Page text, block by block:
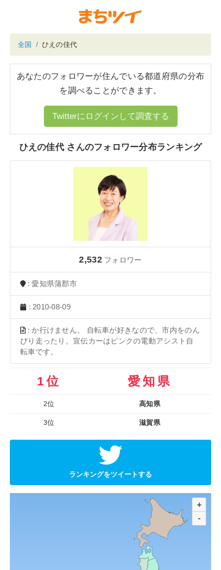
全国 ひえの佳代
あなたのフォロワーが住んでいる都道府県の分布
を調べることができます。
Twitterにログインして調査する
ひえの佳代 さんのフォロワー分布ランキング
2,532 フォロワー
: 愛知県蒲郡市
: 2010-08-09
: か行けません。 自転車が好きなので、市内をのん
びり走ったり。宣伝カーはピンクの電動アシスト自
転車です。
1位 愛知県
2位 高知県
3位 滋賀県
ランキングをツイートする
+
-